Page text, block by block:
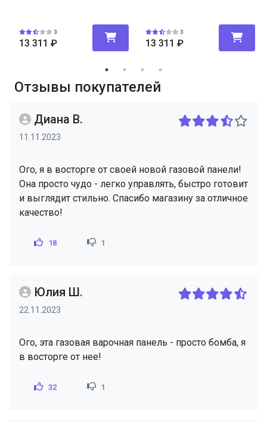
3
13 311 ₽
3
13 311 ₽
Отзывы покупателей
Диана В.
11.11.2023
Ого, я в восторге от своей новой газовой панели!
Она просто чудо - легко управлять, быстро готовит
и выглядит стильно. Спасибо магазину за отличное
качество!
18 1
Юлия Ш.
22.11.2023
Ого, эта газовая варочная панель - просто бомба, я
в восторге от нее!
32 1